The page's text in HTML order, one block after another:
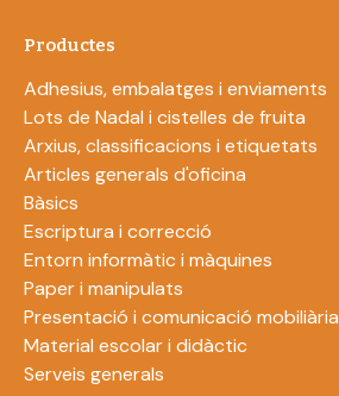
Productes
Adhesius, embalatges i enviaments
Lots de Nadal i cistelles de fruita
Arxius, classificacions i etiquetats
Articles generals d'oficina
Bàsics
Escriptura i correcció
Entorn informàtic i màquines
Paper i manipulats
Presentació i comunicació mobiliària
Material escolar i didàctic
Serveis generals